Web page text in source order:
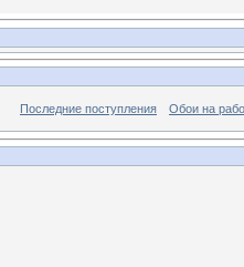
Последние поступления Обои на